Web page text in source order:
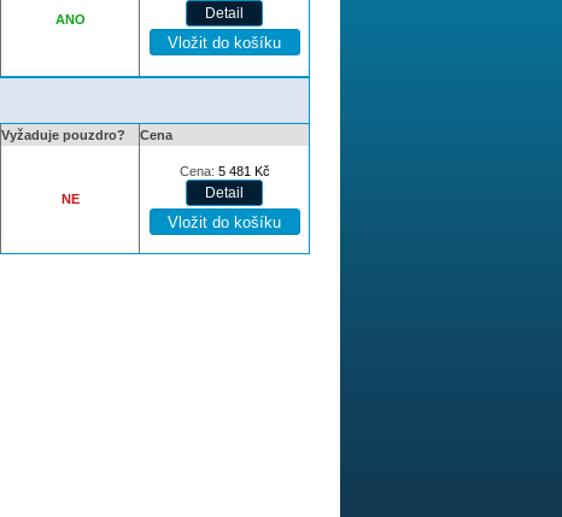
ANO
Vyžaduje pouzdro? Cena
NE
Cena: 5 481 Kč